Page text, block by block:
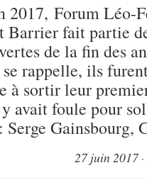
2017, Forum Léo-
Barrier fait partie
de la fin des
se rappelle, ils
à sortir leur
foule pour
Serge
27 juin 2017